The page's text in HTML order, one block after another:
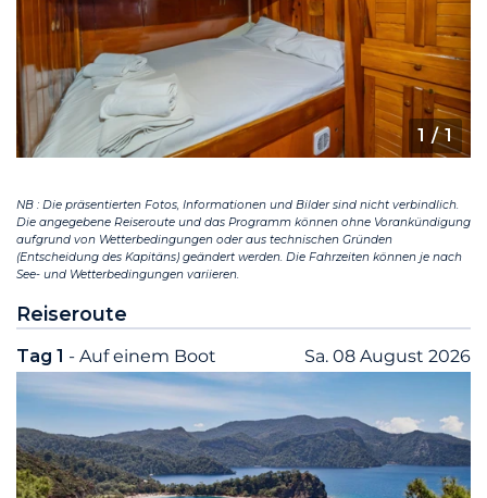
1 / 1
NB : Die präsentierten Fotos, Informationen und Bilder sind nicht verbindlich.
Die angegebene Reiseroute und das Programm können ohne Vorankündigung
aufgrund von Wetterbedingungen oder aus technischen Gründen
(Entscheidung des Kapitäns) geändert werden. Die Fahrzeiten können je nach
See- und Wetterbedingungen variieren.
Reiseroute
Tag 1 - Auf einem Boot Sa. 08 August 2026